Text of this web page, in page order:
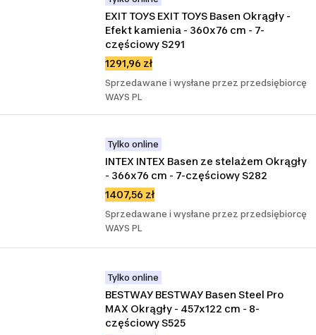
EXIT TOYS EXIT TOYS Basen Okrągły -
Efekt kamienia - 360x76 cm - 7-
częściowy S291
1291,96 zł
Sprzedawane i wysłane przez przedsiębiorcę
WAYS PL
Tylko online
INTEX INTEX Basen ze stelażem Okrągły
- 366x76 cm - 7-częściowy S282
1407,56 zł
Sprzedawane i wysłane przez przedsiębiorcę
WAYS PL
Tylko online
BESTWAY BESTWAY Basen Steel Pro
MAX Okrągły - 457x122 cm - 8-
częściowy S525